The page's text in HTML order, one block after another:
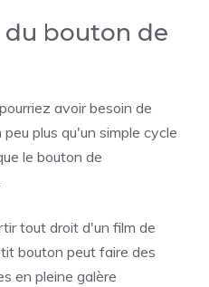
bouton de
avoir besoin de
plus qu'un simple cycle
le bouton de
tout droit d'un film de
bouton peut faire des
en pleine galère